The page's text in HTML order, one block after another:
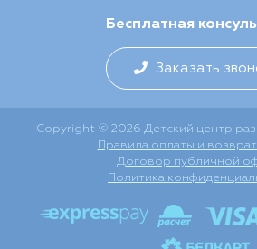
Бесплатная
Заказать
Copyright © 2026 Детский центр
Правила оплаты и
Договор публичной
Политика